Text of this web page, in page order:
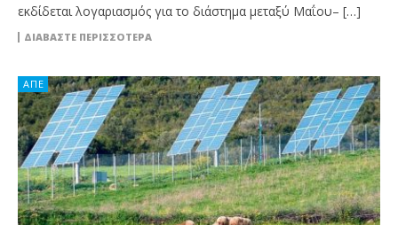
εκδίδεται λογαριασμός για το διάστημα μεταξύ Μαΐου– […]
ΔΙΑΒΆΣΤΕ ΠΕΡΙΣΣΌΤΕΡΑ
ΑΠΕ